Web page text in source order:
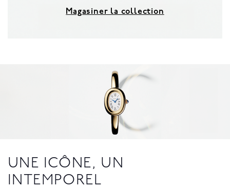
Magasiner la collection
UNE ICÔNE, UN
INTEMPOREL